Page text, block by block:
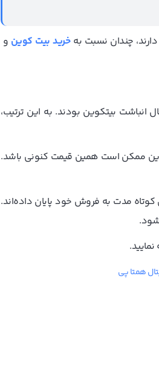
خرید بیت کوین و
در سه ماهه چهارم 2020 و سه ماهه دوم تا سوم 2021، در حال انباشت بیتکوین بودند. به این ترتیب،
ممکن است همین قیمت کنونی باشد.
مدت به فروش خود پایان داده‌اند.
همتا پی